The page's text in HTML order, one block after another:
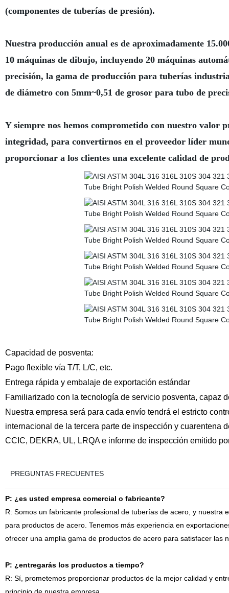
(componentes de tuberías de presión).
Nuestra producción anual es de aproximadamente
10 máquinas de dibujo, incluyendo 20 máquinas
precisión, la gama de producción para tuberías
de diámetro con 5mm~0,51 de grosor para tubo de
Y siempre nos hemos comprometido con nuestro
integridad, para convertirnos en el proveedor líder
proporcionar a los clientes una excelente calidad de
Capacidad de posventa:
Pago flexible vía T/T, L/C, etc.
Entrega rápida y embalaje de exportación estándar
Familiarizado con la tecnología de servicio posventa, capaz
Nuestra empresa será para cada envío tendrá el estricto
internacional de la tercera parte de inspección y cuarentena
CCIC, DEKRA, UL, LRQA e informe de inspección emitido
PREGUNTAS FRECUENTES
P: ¿es usted empresa comercial o fabricante?
R: Somos un fabricante profesional de tuberías de acero, y
para productos de acero. Tenemos más experiencia en
ofrecer una amplia gama de productos de acero para satisfacer las
P: ¿entregarás los productos a tiempo?
R: Sí, prometemos proporcionar productos de la mejor calidad y